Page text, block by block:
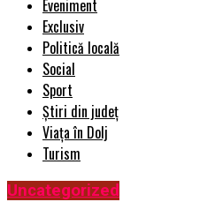
Eveniment
Exclusiv
Politică locală
Social
Sport
Știri din județ
Viața în Dolj
Turism
Uncategorized